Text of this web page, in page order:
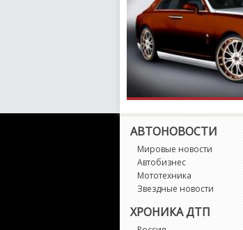
АВТОНОВОСТИ
Мировые новости
Автобизнес
Мототехника
Звездные новости
ХРОНИКА ДТП